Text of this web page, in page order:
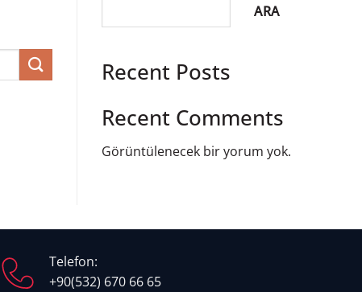
ARA
Recent Posts
Recent Comments
Görüntülenecek bir yorum yok.
Telefon:
+90(532) 670 66 65